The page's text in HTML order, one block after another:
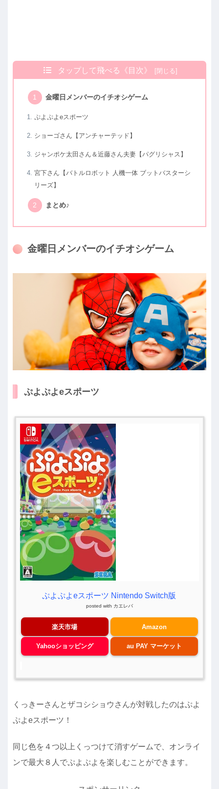
タップして飛べる《目次》
金曜日メンバーのイチオシゲーム
ぷよぷよeスポーツ
ショーゴさん【アンチャーテッド】
ジャンポケ太田さん＆近藤さん夫妻【パグリシャス】
宮下さん【バトルロボット 人機一体 ブットバスターシ
リーズ】
まとめ♪
金曜日メンバーのイチオシゲーム
ぷよぷよeスポーツ
ぷよぷよeスポーツ Nintendo Switch版
posted with カエレバ
楽天市場 Amazon
Yahooショッピング au PAY マーケット
くっきーさんとザコシショウさんが対戦したのはぷよ
ぷよeスポーツ！
同じ色を４つ以上くっつけて消すゲームで、オンライ
ンで最大８人でぷよぷよを楽しむことができます。